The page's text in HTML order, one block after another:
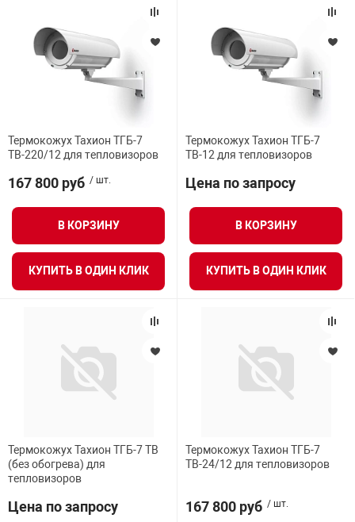
Термокожух Тахион ТГБ-7
ТВ-220/12 для тепловизоров
167 800 руб / шт.
В КОРЗИНУ
КУПИТЬ В ОДИН КЛИК
Термокожух Тахион ТГБ-7
ТВ-12 для тепловизоров
Цена по запросу
В КОРЗИНУ
КУПИТЬ В ОДИН КЛИК
Термокожух Тахион ТГБ-7 ТВ
(без обогрева) для
тепловизоров
Цена по запросу
Термокожух Тахион ТГБ-7
ТВ-24/12 для тепловизоров
167 800 руб / шт.